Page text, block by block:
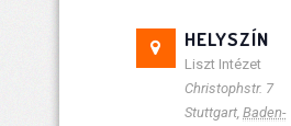
HELYSZÍN
Liszt Intézet
Christophstr. 7
Stuttgart Baden-